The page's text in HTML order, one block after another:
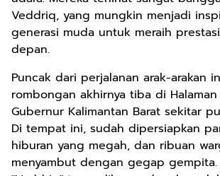
Veddriq, yang mungkin menjadi
generasi muda untuk meraih
depan.
Puncak dari perjalanan arak-arakan
rombongan akhirnya tiba di
Gubernur Kalimantan Barat sekitar
Di tempat ini, sudah dipersiapkan
hiburan yang megah, dan ribuan
menyambut dengan gegap gempita.